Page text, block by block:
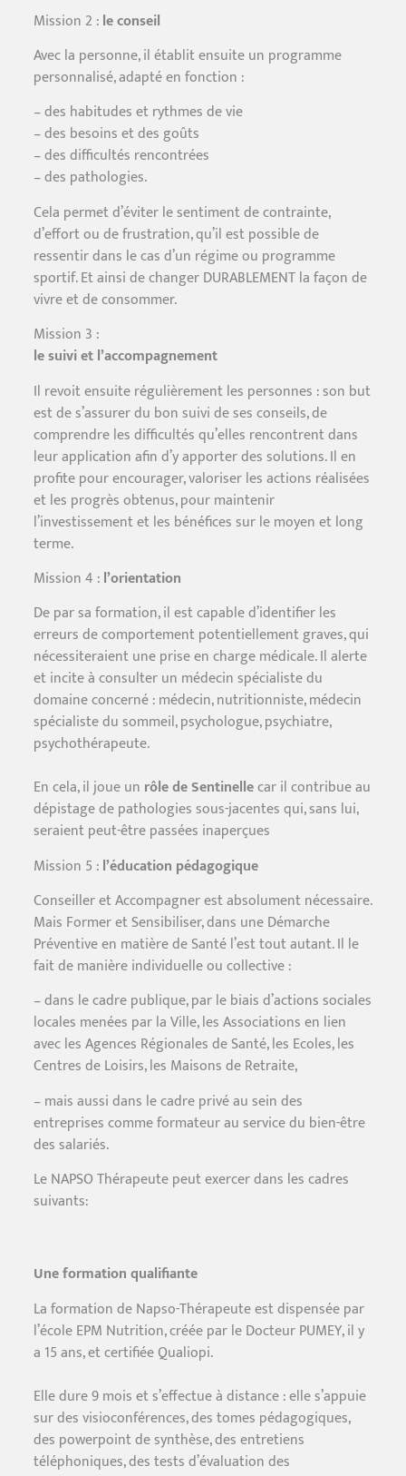
Mission 2 :le conseil
Avec la personne, il établit ensuite un programme
personnalisé, adapté en fonction :
– des habitudes et rythmes de vie
– des besoins et des goûts
– des difficultés rencontrées
– des pathologies.
Cela permet d’éviter le sentiment de contrainte,
d’effort ou de frustration, qu’il est possible de
ressentir dans le cas d’un régime ou programme
sportif. Et ainsi de changer DURABLEMENT la façon de
vivre et de consommer.
Mission 3 :
le suivi et l’accompagnement
Il revoit ensuite régulièrement les personnes : son but
est de s’assurer du bon suivi de ses conseils, de
comprendre les difficultés qu’elles rencontrent dans
leur application afin d’y apporter des solutions. Il en
profite pour encourager, valoriser les actions réalisées
et les progrès obtenus, pour maintenir
l’investissement et les bénéfices sur le moyen et long
terme.
Mission 4 :l’orientation
De par sa formation, il est capable d’identifier les
erreurs de comportement potentiellement graves, qui
nécessiteraient une prise en charge médicale. Il alerte
et incite à consulter un médecin spécialiste du
domaine concerné : médecin, nutritionniste, médecin
spécialiste du sommeil, psychologue, psychiatre,
psychothérapeute.
En cela, il joue un rôle de Sentinellecar il contribue au
dépistage de pathologies sous-jacentes qui, sans lui,
seraient peut-être passées inaperçues
Mission 5 :l’éducation pédagogique
Conseiller et Accompagner est absolument nécessaire.
Mais Former et Sensibiliser, dans une Démarche
Préventive en matière de Santé l’est tout autant. Il le
fait de manière individuelle ou collective :
– dans le cadre publique, par le biais d’actions sociales
locales menées par la Ville, les Associations en lien
avec les Agences Régionales de Santé, les Ecoles, les
Centres de Loisirs, les Maisons de Retraite,
– mais aussi dans le cadre privé au sein des
entreprises comme formateur au service du bien-être
des salariés.
Le NAPSO Thérapeute peut exercer dans les cadres
suivants:
Une formation qualifiante
La formation de Napso-Thérapeute est dispensée par
l’école EPM Nutrition, créée par le Docteur PUMEY, il y
a 15 ans, et certifiée Qualiopi.
Elle dure 9 mois et s’effectue à distance : elle s’appuie
sur des visioconférences, des tomes pédagogiques,
des powerpoint de synthèse, des entretiens
téléphoniques, des tests d’évaluation des